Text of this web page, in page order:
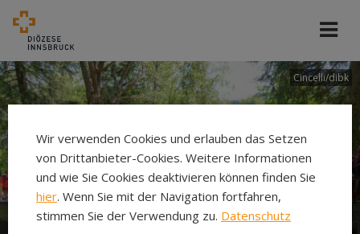
Cincelli/dibk
Wir verwenden Cookies und erlauben das Setzen
von Drittanbieter-Cookies. Weitere Informationen
und wie Sie Cookies deaktivieren können finden Sie
hier. Wenn Sie mit der Navigation fortfahren,
stimmen Sie der Verwendung zu. Datenschutz